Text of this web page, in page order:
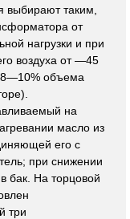
таким,
от
нагрузки и при
воздуха от —45
объема
на
масло из
его с
при снижении
бак. На торцовой
три